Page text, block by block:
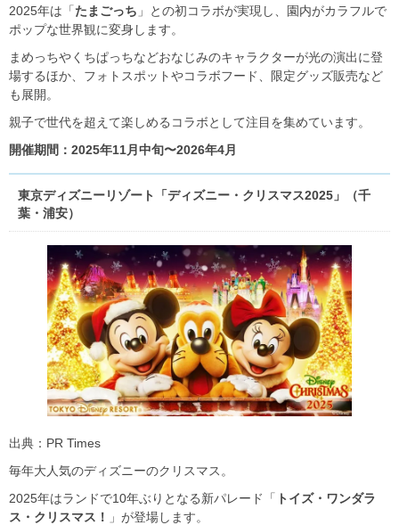
2025年は「たまごっち 」との初コラボが実現し、園内がカラフルで
ポップな世界観に変身します。
まめっちやくちぱっちなどおなじみのキャラクターが光の演出に登
場するほか、フォトスポットやコラボフード、限定グッズ販売など
も展開。
親子で世代を超えて楽しめるコラボとして注目を集めています。
開催期間：2025年11月中旬〜2026年4月
東京ディズニーリゾート「ディズニー・クリスマス2025」（千
葉・浦安）
出典：PR Times
毎年大人気のディズニーのクリスマス。
2025年はランドで10年ぶりとなる新パレード「 トイズ・ワンダラ
ス・クリスマス！
」が登場します。